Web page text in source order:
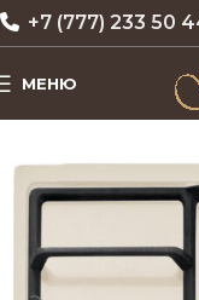
+7 (777) 233 50
МЕНЮ